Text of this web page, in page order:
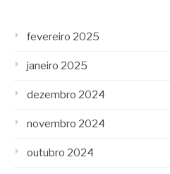
fevereiro 2025
janeiro 2025
dezembro 2024
novembro 2024
outubro 2024